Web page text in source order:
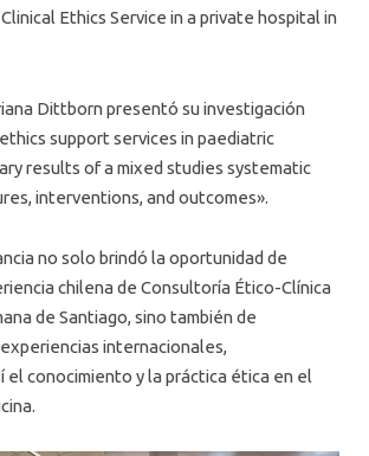
Ethics Service in a private hospital in
Dittborn presentó su investigación
support services in paediatric
results of a mixed studies systematic
interventions, and outcomes».
no solo brindó la oportunidad de
chilena de Consultoría Ético-Clínica
de Santiago, sino también de
internacionales,
el conocimiento y la práctica ética en el